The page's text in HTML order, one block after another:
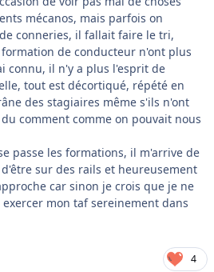
mécanos, mais parfois on
conneries, il fallait faire le tri,
de conducteur n'ont plus
connu, il n'y a plus l'esprit de
tout est décortiqué, répété en
des stagiaires même s'ils n'ont
comment comme on pouvait nous
passe les formations, il m'arrive de
sur des rails et heureusement
car sinon je crois que je ne
mon taf sereinement dans
4